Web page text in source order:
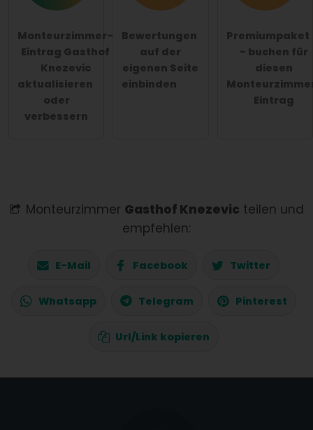
Monteurzimmer-
Eintrag Gasthof
Knezevic
aktualisieren
oder
verbessern
Bewertungen
auf der
eigenen Seite
einbinden
Premiumpaket
- buchen für
diesen
Eintrag
Monteurzimmer Gasthof Knezevic teilen und
empfehlen:
E-Mail Facebook Twitter
Whatsapp Telegram Pinterest
Url/Link kopieren